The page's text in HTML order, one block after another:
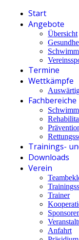
Start
Angebote
Übersicht
Termine
Wettkämpfe
Fachbereiche
Trainings-
Downloads
Verein
Trainer
Anfahrt